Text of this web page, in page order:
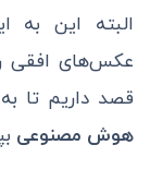
البته این به
قصد داریم تا به
هوش مصنوعی